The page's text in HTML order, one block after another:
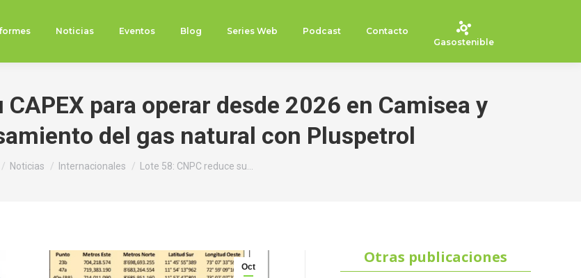
Noticias Eventos Blog Series Web Podcast
Contacto
Gasostenible
para operar desde 2026 en Camisea y
del gas natural con Pluspetrol
aquí:
Noticias Internacionales Lote 58: CNPC reduce su…
Oct
Otras publicaciones